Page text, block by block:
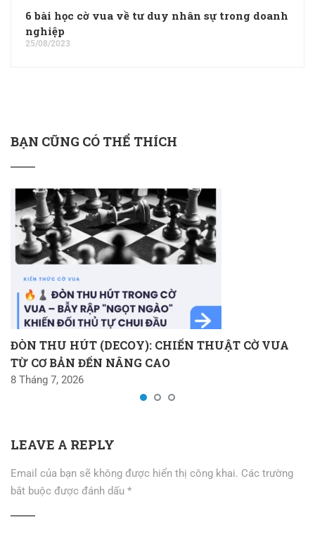
6 bài học cờ vua về tư duy nhân sự trong doanh
nghiệp
25/08/2023
BẠN CŨNG CÓ THỂ THÍCH
ĐÒN THU HÚT (DECOY): CHIẾN THUẬT CỜ VUA
TỪ CƠ BẢN ĐẾN NÂNG CAO
8 Tháng 7, 2026
LEAVE A REPLY
Email của bạn sẽ không được hiển thị công khai. Các trường
bắt buộc được đánh dấu *